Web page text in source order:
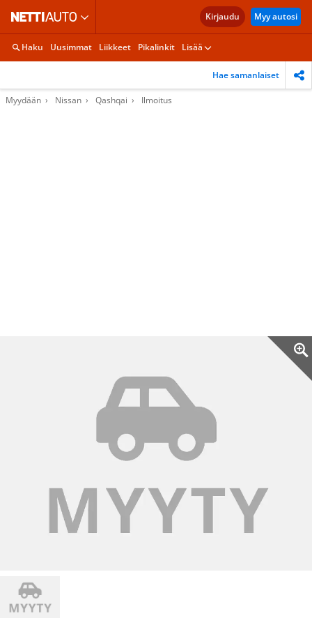
Kirjaudu Myy autosi
Haku Uusimmat Liikkeet Pikalinkit Lisää
Hae samanlaiset
Myydään Nissan Qashqai Ilmoitus